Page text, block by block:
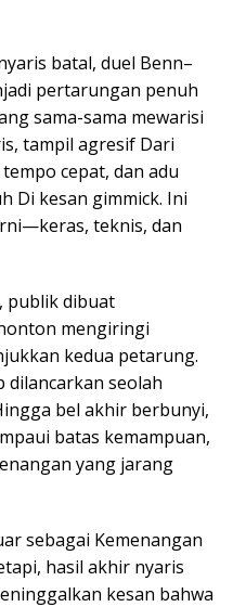
batal, duel Benn–
pertarungan penuh
sama-sama mewarisi
tampil agresif Dari
cepat, dan adu
Di kesan gimmick. Ini
teknis, dan
publik dibuat
mengiringi
kedua petarung.
seolah
bel akhir berbunyi,
batas kemampuan,
yang jarang
sebagai Kemenangan
hasil akhir nyaris
kesan bahwa